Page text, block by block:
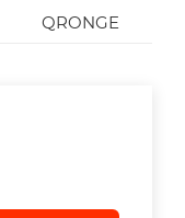
QRONGE